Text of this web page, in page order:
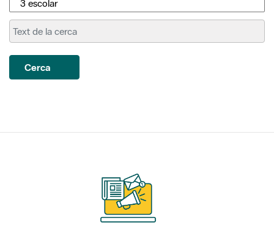
Cerca
Subscriu-te als nostres
butlletins